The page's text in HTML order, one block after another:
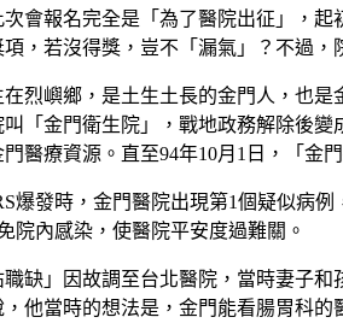
報名完全是「為了醫院出征」，起
，若沒得獎，豈不「漏氣」？不過
烈嶼鄉，是土生土長的金門人，也
「金門衛生院」，戰地政務解除後
醫療資源。直至94年10月1日，「金
發時，金門醫院出現第1個疑似病例
院內感染，使醫院平安度過難關。
職缺」因故調至台北醫院，當時妻子
他當時的想法是，金門能看腸胃科